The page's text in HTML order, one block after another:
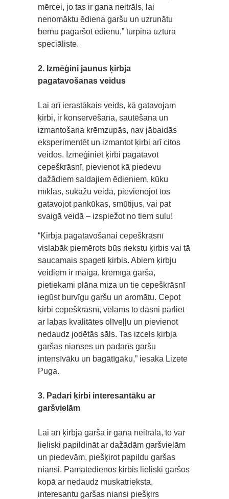
mērcei, jo tas ir gana neitrāls, lai
nenomāktu ēdiena garšu un uzrunātu
bērnu pagaršot ēdienu,” turpina uztura
speciāliste.
2. Izmēģini jaunus ķirbja
pagatavošanas veidus
Lai arī ierastākais veids, kā gatavojam
ķirbi, ir konservēšana, sautēšana un
izmantošana krēmzupās, nav jābaidās
eksperimentēt un izmantot ķirbi arī citos
veidos. Izmēģiniet ķirbi pagatavot
cepeškrāsnī, pievienot kā piedevu
dažādiem saldajiem ēdieniem, kūku
mīklās, sukāžu veidā, pievienojot tos
gatavojot pankūkas, smūtijus, vai pat
svaigā veidā – izspiežot no tiem sulu!
“Ķirbja pagatavošanai cepeškrāsnī
vislabāk piemērots būs riekstu ķirbis vai tā
saucamais spageti ķirbis. Abiem ķirbju
veidiem ir maiga, krēmīga garša,
pietiekami plāna miza un tie cepeškrāsnī
iegūst burvīgu garšu un aromātu. Cepot
ķirbi cepeškrāsnī, vēlams to dāsni pārliet
ar labas kvalitātes olīveļļu un pievienot
nedaudz jodētās sāls. Tas izcels ķirbja
garšas nianses un padarīs garšu
intensīvāku un bagātīgāku,” iesaka Lizete
Puga.
3. Padari ķirbi interesantāku ar
garšvielām
Lai arī ķirbja garša ir gana neitrāla, to var
lieliski papildināt ar dažādām garšvielām
un piedevām, piešķirot papildu garšas
niansi. Pamatēdienos ķirbis lieliski garšos
kopā ar nedaudz muskatrieksta,
interesantu garšas niansi piešķirs